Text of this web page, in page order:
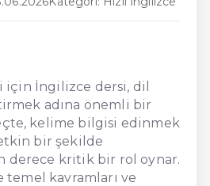
için İngilizce dersi, dil
adına önemli bir
kelime bilgisi edinmek
bir şekilde
derece kritik bir rol oynar.
kavramları ve